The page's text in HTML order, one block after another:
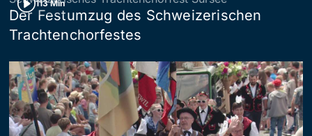
113 Min
Der Festumzug des Schweizerischen
Trachtenchorfestes